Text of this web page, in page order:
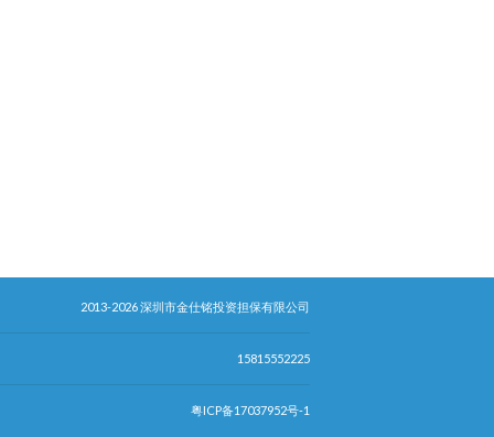
2013-2026 深圳市金仕铭投资担保有限公司
15815552225
粤ICP备17037952号-1